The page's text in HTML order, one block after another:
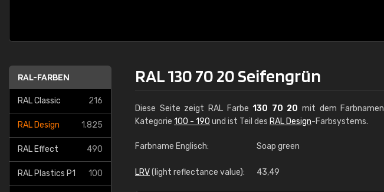
RAL-FARBEN
RAL Classic 216
RAL Design 1.825
RAL Effect 490
RAL Plastics P1 100
RAL 130 70 20 Seifengrün
Diese Seite zeigt RAL Farbe130 70 20 mit dem Farbnamen
Kategorie 100 - 190 und ist Teil des RAL Design-Farbsystems.
Farbname Englisch: Soap green
LRV(light reflectance value): 43,49